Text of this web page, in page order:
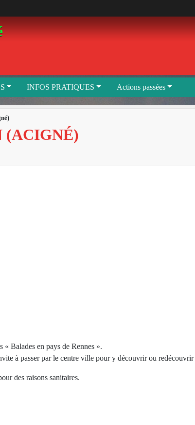
INFOS PRATIQUES Actions passées
(ACIGNÉ)
Balades en pays de Rennes ».
à passer par le centre ville pour y découvrir ou
des raisons sanitaires.